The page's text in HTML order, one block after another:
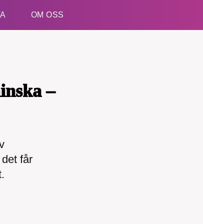
OM OSS
–
får
en hållbar framtid. Sedan starten 2010 har vår
drivit miljödebatten framåt genom
och granskningar. Nu vill vi utveckla vårt